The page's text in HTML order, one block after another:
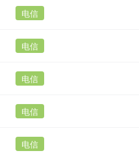
电信
电信
电信
电信
电信